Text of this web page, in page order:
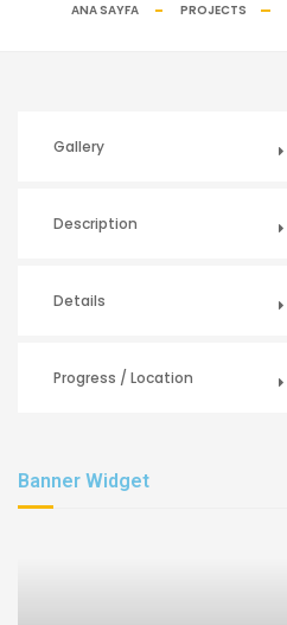
ANA SAYFA PROJECTS
Gallery
Description
Details
Progress / Location
Banner Widget